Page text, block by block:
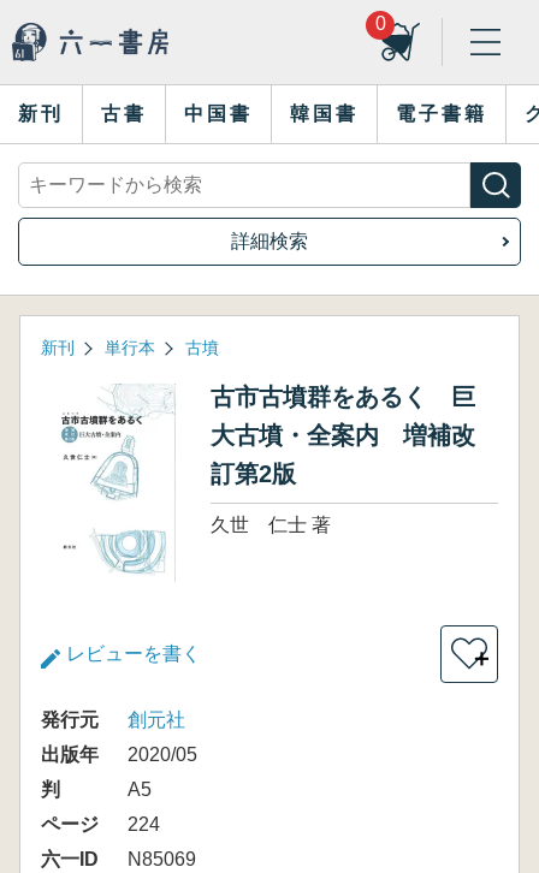
0
新刊 古書 中国書 韓国書 電子書籍
詳細検索
新刊 単行本 古墳
古市古墳群をあるく 巨
大古墳・全案内 増補改
訂第2版
久世 仁士 著
レビューを書く ＋
発行元
創元社
出版年
2020/05
判
A5
ページ
224
六一ID
N85069